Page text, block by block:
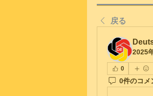
戻る
2025
0
0件のコメ